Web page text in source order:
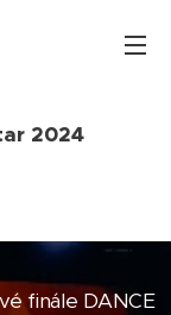
2024
finále DANCE